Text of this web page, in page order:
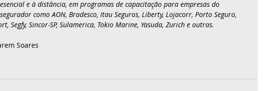
e à distância, em programas de capacitação para empresas do
como AON, Bradesco, Itau Seguros, Liberty, Lojacorr, Porto Seguro,
Segfy, Sincor-SP, Sulamerica, Tokio Marine, Yasuda, Zurich e outras.
Soares